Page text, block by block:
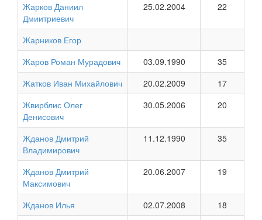
Жарков Даниил
Дмиитриевич
25.02.2004 22
Жарников Егор
Жаров Роман Мурадович
03.09.1990
35
Жатков Иван Михайлович
20.02.2009
17
Жвирблис Олег
Денисович
30.05.2006 20
Жданов Дмитрий
Владимирович
11.12.1990 35
Жданов Дмитрий
Максимович
20.06.2007 19
Жданов Илья 02.07.2008
18